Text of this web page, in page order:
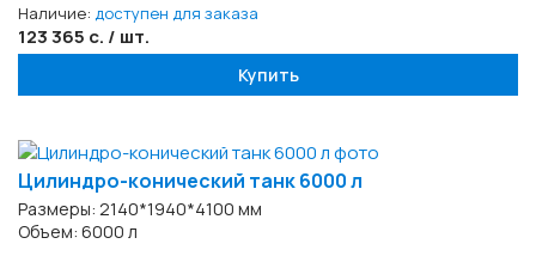
Наличие: доступен для заказа
123 365 с. / шт.
Купить
Цилиндро-конический танк 6000 л
Размеры: 2140*1940*4100 мм
Объем: 6000 л